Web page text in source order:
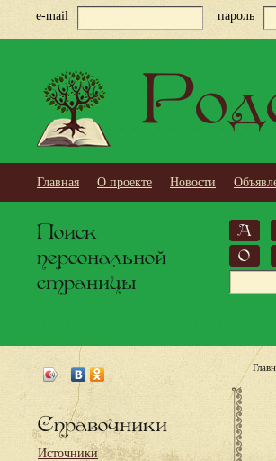
e-mail пароль
Главная О проекте Новости
Поиск
персональной
страницы
А
О
Справочники
Источники